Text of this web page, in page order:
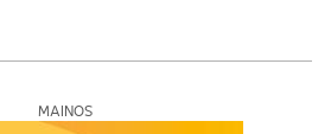
MAINOS